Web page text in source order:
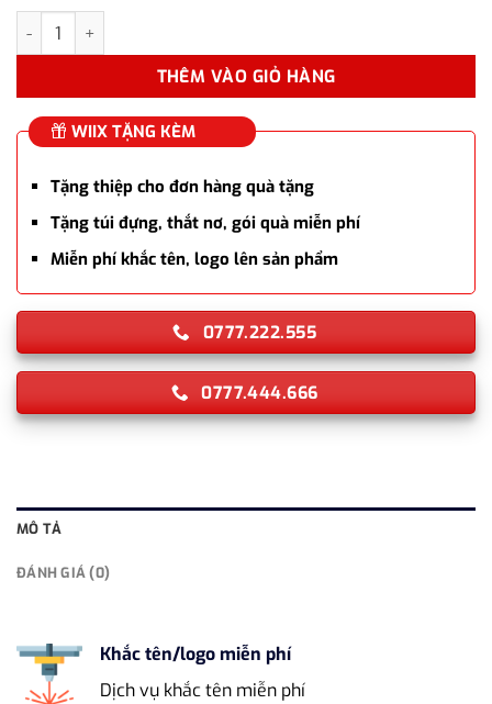
Ống đựng bút kèm đế pha lê K9 để bàn cao cấp LBWG014 số
THÊM VÀO GIỎ HÀNG
WIIX TẶNG KÈM
Tặng thiệp cho đơn hàng quà tặng
Tặng túi đựng, thắt nơ, gói quà miễn phí
Miễn phí khắc tên, logo lên sản phẩm
0777.222.555
0777.444.666
MÔ TẢ
ĐÁNH GIÁ (0)
Khắc tên/logo miễn phí
Dịch vụ khắc tên miễn phí